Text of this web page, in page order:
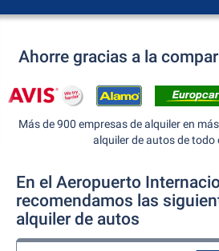
Ahorre gracias a la
Más de 900 empresas de alquiler en
alquiler de autos de todo
En el Aeropuerto
recomendamos las
alquiler de autos